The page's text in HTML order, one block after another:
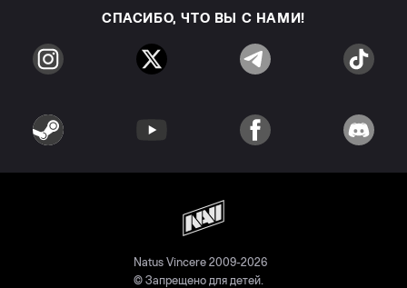
СПАСИБО, ЧТО ВЫ С НАМИ!
Natus Vincere 2009-2026
© Запрещено для детей.